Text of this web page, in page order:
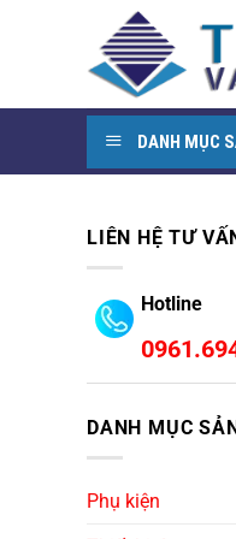
dung
DANH MỤC
LIÊN HỆ TƯ
Hotline
DANH MỤC
Phụ kiện